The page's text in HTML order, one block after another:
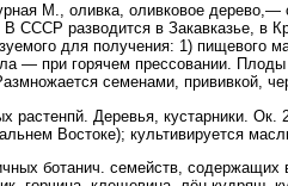
М., оливка, оливковое дерево,—
В СССР разводится в Закавказье,
для получения: 1) пищевого
— при горячем прессовании.
семенами, прививкой,
Деревья, кустарники.
Востоке); культивируется
ботанич. семейств, содержащих